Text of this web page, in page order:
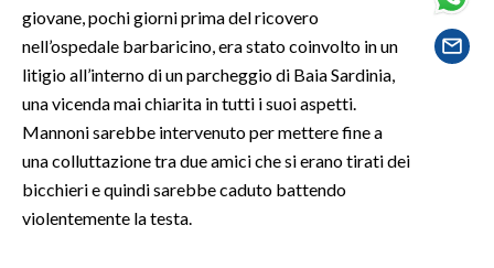
SARDI NEL MONDO
NOTIZIE
EVENTI
#CARAUNIONE
giovane, pochi giorni prima del ricovero
nell’ospedale barbaricino, era stato coinvolto in un
litigio all’interno di un parcheggio di Baia Sardinia,
una vicenda mai chiarita in tutti i suoi aspetti.
Mannoni sarebbe intervenuto per mettere fine a
una colluttazione tra due amici che si erano tirati dei
bicchieri e quindi sarebbe caduto battendo
violentemente la testa.